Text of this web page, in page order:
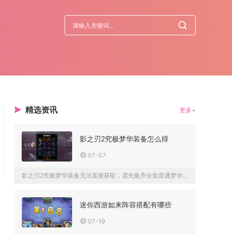
精选资讯 更多+
影之刃2究极梦华装备怎么得
07-07
影之刃2究极梦华装备无法直接获取，需先集齐全套普通梦华装备，...
迷你西游如来阵容搭配有哪些
07-19